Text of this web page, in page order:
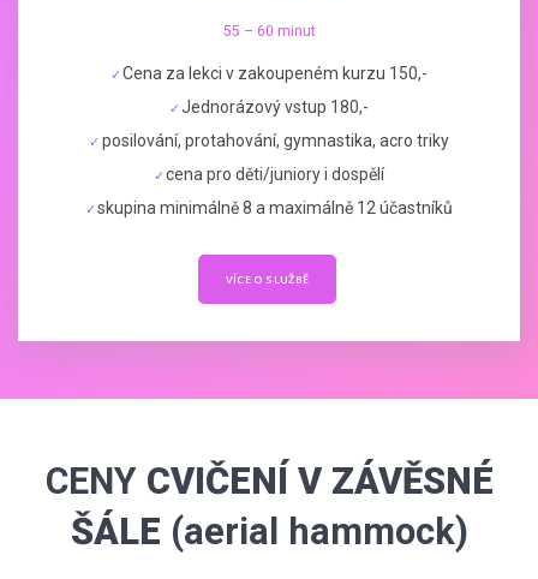
55 – 60 minut
Cena za lekci v zakoupeném kurzu 150,-
Jednorázový vstup 180,-
posilování, protahování, gymnastika, acro triky
cena pro děti/juniory i dospělí
skupina minimálně 8 a maximálně 12 účastníků
VÍCE O SLUŽBĚ
CENY CVIČENÍ V ZÁVĚSNÉ
ŠÁLE (aerial hammock)